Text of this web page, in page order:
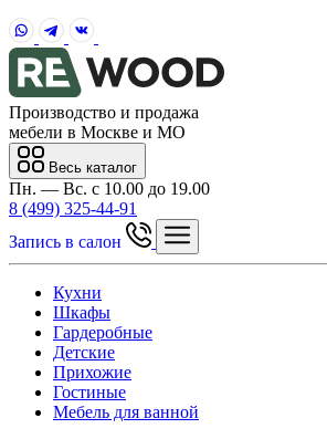
Производство и продажа
мебели в Москве и МО
Весь каталог
Пн. — Вс. с 10.00 до 19.00
8 (499) 325-44-91
Запись в салон
Кухни
Шкафы
Гардеробные
Детские
Прихожие
Гостиные
Мебель для ванной